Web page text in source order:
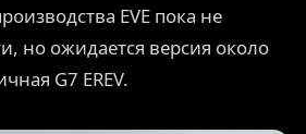
EVE пока не
но ожидается версия около
G7 EREV.